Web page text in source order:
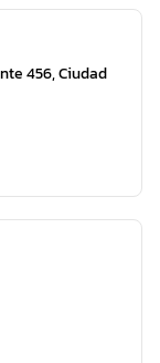
456,Ciudad